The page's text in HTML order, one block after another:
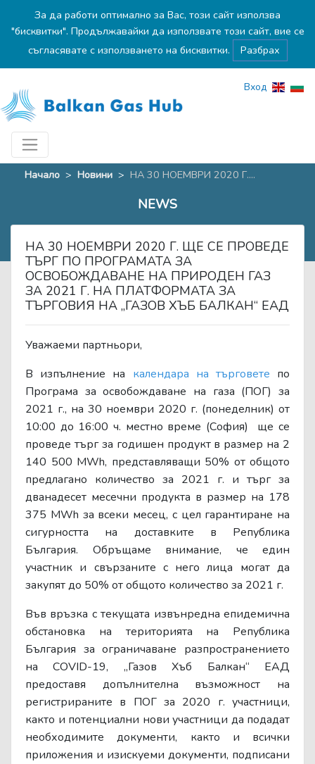
За да работи оптимално за Вас, този сайт използва
"бисквитки". Продължавайки да използвате този сайт, вие се
съгласявате с използването на бисквитки.
Разбрах
Вход
Начало > Новини > НА 30 НОЕМВРИ 2020 Г....
NEWS
НА 30 НОЕМВРИ 2020 Г. ЩЕ СЕ ПРОВЕДЕ
ТЪРГ ПО ПРОГРАМАТА ЗА
ОСВОБОЖДАВАНЕ НА ПРИРОДЕН ГАЗ
ЗА 2021 Г. НА ПЛАТФОРМАТА ЗА
ТЪРГОВИЯ НА „ГАЗОВ ХЪБ БАЛКАН“ ЕАД
Уважаеми партньори,
В изпълнение на календара на търговете по
Програма за освобождаване на газа (ПОГ) за
2021 г., на 30 ноември 2020 г. (понеделник) от
10:00 до 16:00 ч. местно време (София) ще се
проведе търг за годишен продукт в размер на 2
140 500 МWh, представляващи 50% от общото
предлагано количество за 2021 г. и търг за
дванадесет месечни продукта в размер на 178
375 МWh за всеки месец, с цел гарантиране на
сигурността на доставките в Република
България. Обръщаме внимание, че един
участник и свързаните с него лица могат да
закупят до 50% от общото количество за 2021 г.
Във връзка с текущата извънредна епидемична
обстановка на територията на Република
България за ограничаване разпространението
на COVID-19, „Газов Хъб Балкан“ ЕАД
предоставя допълнителна възможност на
регистрираните в ПОГ за 2020 г. участници,
както и потенциални нови участници да подадат
необходимите документи, както и всички
приложения и изискуеми документи, подписани